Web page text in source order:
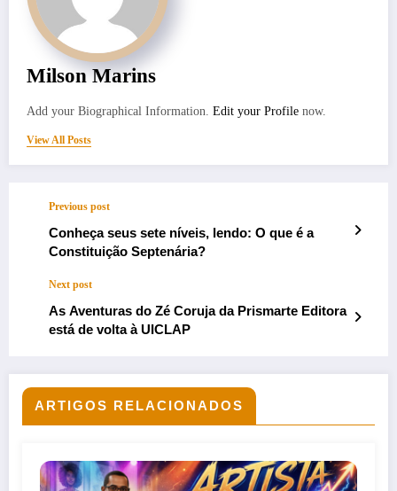
Milson Marins
Add your Biographical Information. Edit your Profile now.
View All Posts
Previous post
Conheça seus sete níveis, lendo: O que é a
Constituição Septenária?
Next post
As Aventuras do Zé Coruja da Prismarte Editora
está de volta à UICLAP
ARTIGOS RELACIONADOS